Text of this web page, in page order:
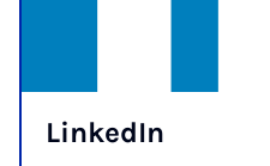
Lin­ke­dIn